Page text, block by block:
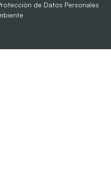
de Datos Personales